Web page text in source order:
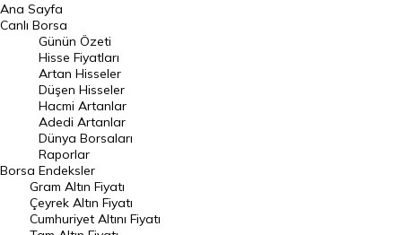
BIST 100 Hisseleri
En Çok Artan Hisseler
En Çok Düşen Hisseler
Hacmi Artanlar
Geçmiş Kapanışlar
Dünya Borsaları
Raporlar
Endeksler
Ana Sayfa
Canlı Borsa
Borsa
Günün Özeti
Hisse Fiyatları
Artan Hisseler
Düşen Hisseler
Hacmi Artanlar
Adedi Artanlar
Dünya Borsaları
Raporlar
Endeksler
Gram Altın Fiyatı
Çeyrek Altın Fiyatı
Cumhuriyet Altını Fiyatı